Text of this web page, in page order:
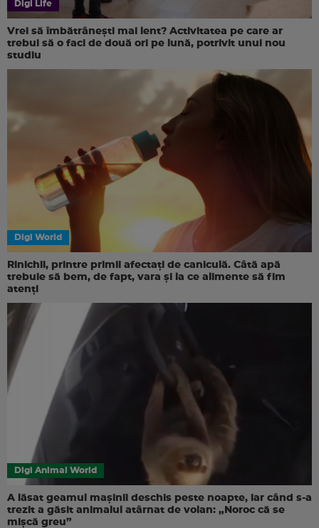
Digi Life
Vrei să îmbătrânești mai lent? Activitatea pe care ar
trebui să o faci de două ori pe lună, potrivit unui nou
studiu
Digi World
Rinichii, printre primii afectați de caniculă. Câtă apă
trebuie să bem, de fapt, vara și la ce alimente să fim
atenți
Digi Animal World
A lăsat geamul mașinii deschis peste noapte, iar când s-a
trezit a găsit animalul atârnat de volan: „Noroc că se
mișcă greu”